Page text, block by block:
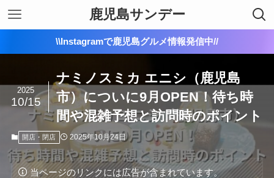
鹿児島サンデー
\\Instagramで鹿児島グルメ情報発信中//
ナミノスミカ エニシ（鹿児島
市）についに9月OPEN！待ち時
間や混雑予想と訪問時のポイント
2025
10/15
開店・閉店 2025年10月24日
当ページのリンクには広告が含まれています。